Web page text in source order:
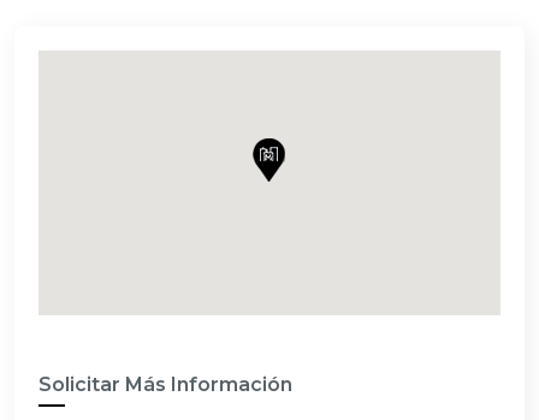
Solicitar Más Información